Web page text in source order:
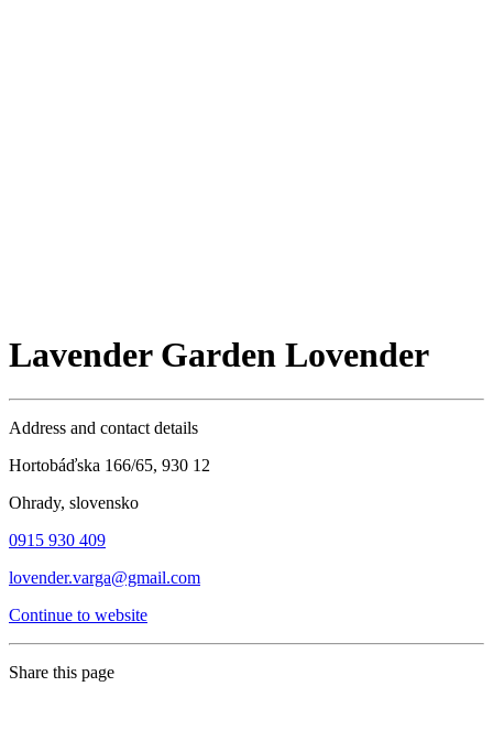
Lavender Garden Lovender
Address and contact details
Hortobáďska 166/65, 930 12
Ohrady, slovensko
0915 930 409
lovender.varga@gmail.com
Continue to website
Share this page